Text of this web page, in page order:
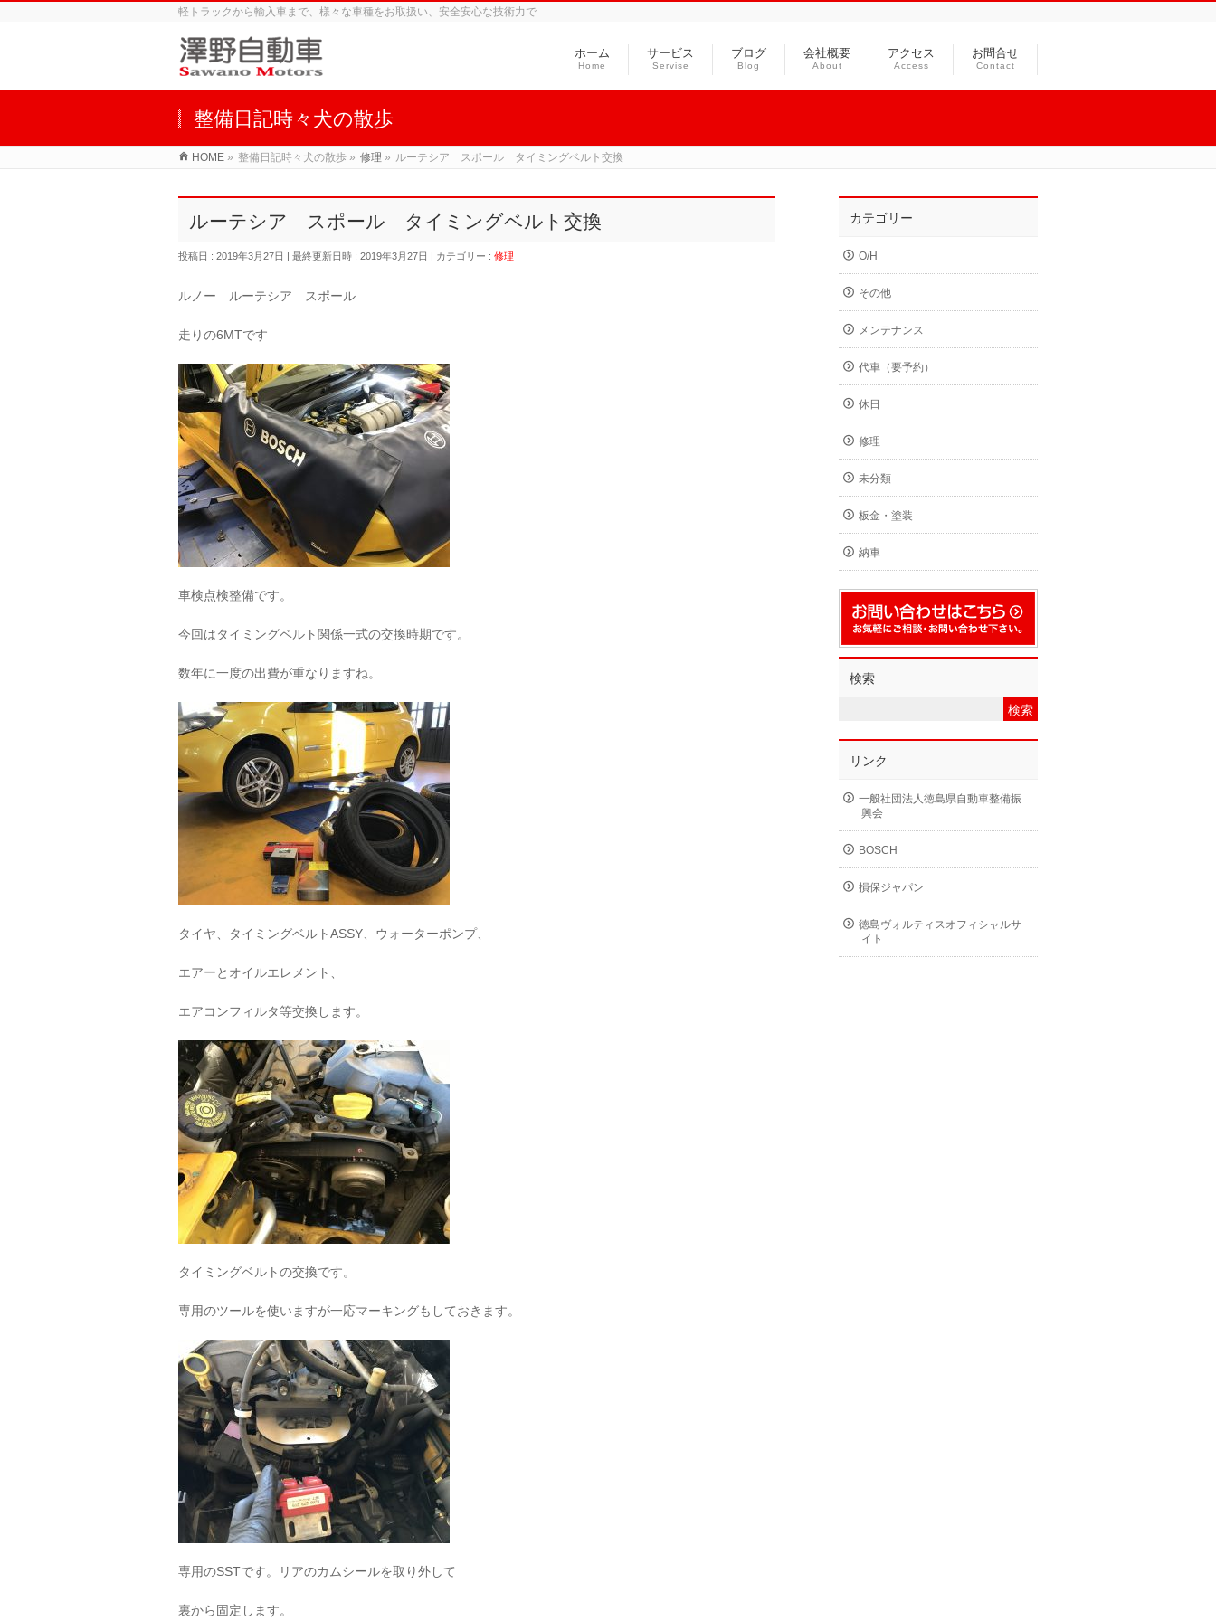
軽トラックから輸入車まで、様々な車種をお取扱い、安全安心な技術力で
ホーム
Home
サービス
Servise
ブログ
Blog
会社概要
About
アクセス
Access
お問合せ
Contact
整備日記時々犬の散歩
HOME » 整備日記時々犬の散歩 » 修理 » ルーテシア スポール タイミングベルト交換
ルーテシア スポール タイミングベルト交換
投稿日 : 2019年3月27日 最終更新日時 : 2019年3月27日 カテゴリー : 修理
ルノー ルーテシア スポール
走りの6MTです
車検点検整備です。
今回はタイミングベルト関係一式の交換時期です。
数年に一度の出費が重なりますね。
タイヤ、タイミングベルトASSY、ウォーターポンプ、
エアーとオイルエレメント、
エアコンフィルタ等交換します。
タイミングベルトの交換です。
専用のツールを使いますが一応マーキングもしておきます。
専用のSSTです。リアのカムシールを取り外して
裏から固定します。
カテゴリー
O/H
その他
メンテナンス
代車（要予約）
休日
修理
未分類
板金・塗装
納車
検索
リンク
一般社団法人徳島県自動車整備振
興会
BOSCH
損保ジャパン
徳島ヴォルティスオフィシャルサ
イト